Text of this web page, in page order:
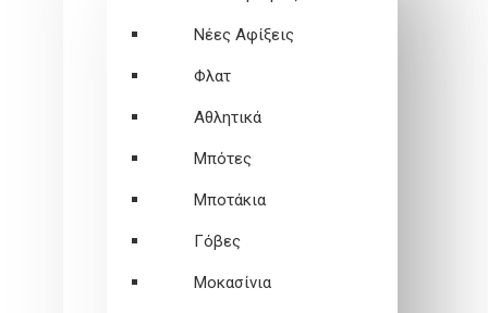
Νέες Αφίξεις
Φλατ
Αθλητικά
Μπότες
Μποτάκια
Γόβες
Μοκασίνια